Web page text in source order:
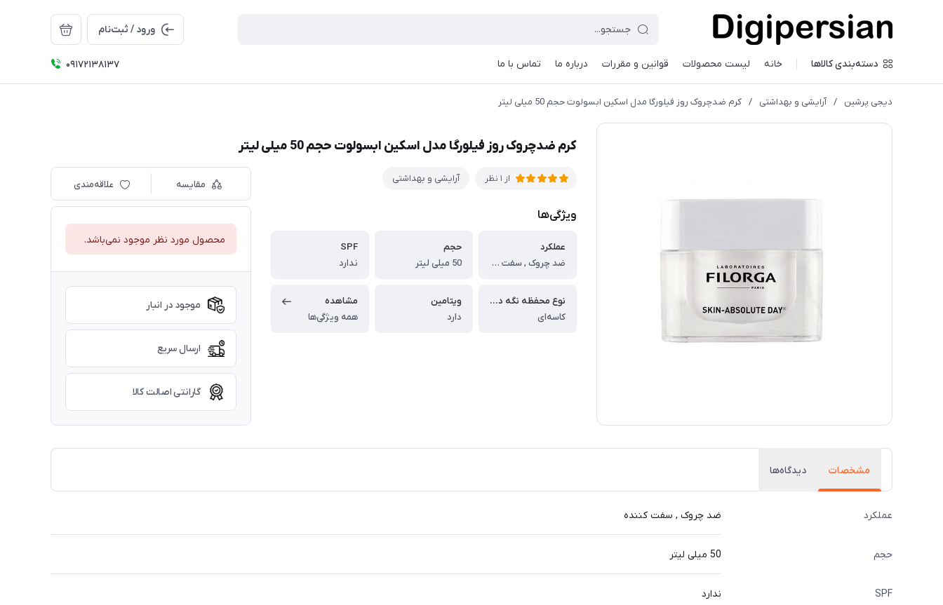
ورود / ثبت‌نام
دسته‌بندی کالاها خانه لیست محصولات قوانین و مقررات درباره ما تماس با ما 09172138137
دیجی پرشین / آرایشی و بهداشتی / کرم ضدچروک روز فیلورگا مدل اسکین ابسولوت حجم 50 میلی لیتر
کرم ضدچروک روز فیلورگا مدل اسکین ابسولوت حجم 50 میلی لیتر
از 1 نظر آرایشی و بهداشتی
ویژگی‌ها
عملکرد
ضد چروک , سفت کننده
حجم
50 میلی لیتر
SPF
ندارد
نوع محفظه نگه دارنده
کاسه‌ای
ویتامین
دارد
مشاهده
همه ویژگی‌ها
مقایسه علاقه‌مندی
محصول مورد نظر موجود نمی‌باشد.
موجود در انبار
ارسال سریع
گارانتی اصالت کالا
مشخصات دیدگاه‌ها
عملکرد ضد چروک , سفت کننده
حجم 50 میلی لیتر
SPF ندارد